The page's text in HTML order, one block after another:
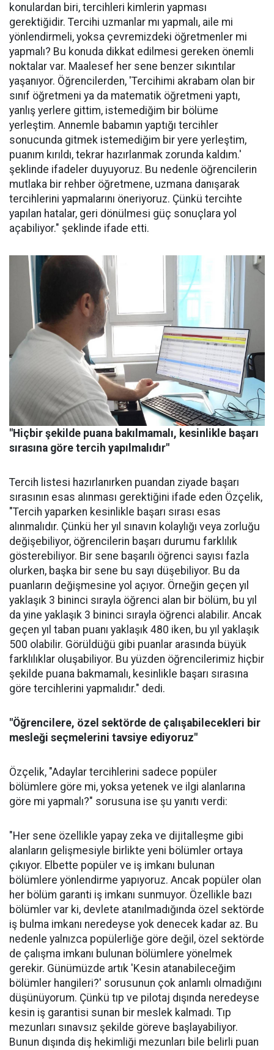
konulardan biri, tercihleri kimlerin yapması
gerektiğidir. Tercihi uzmanlar mı yapmalı, aile mi
yönlendirmeli, yoksa çevremizdeki öğretmenler mi
yapmalı? Bu konuda dikkat edilmesi gereken önemli
noktalar var. Maalesef her sene benzer sıkıntılar
yaşanıyor. Öğrencilerden, 'Tercihimi akrabam olan bir
sınıf öğretmeni ya da matematik öğretmeni yaptı,
yanlış yerlere gittim, istemediğim bir bölüme
yerleştim. Annemle babamın yaptığı tercihler
sonucunda gitmek istemediğim bir yere yerleştim,
puanım kırıldı, tekrar hazırlanmak zorunda kaldım.'
şeklinde ifadeler duyuyoruz. Bu nedenle öğrencilerin
mutlaka bir rehber öğretmene, uzmana danışarak
tercihlerini yapmalarını öneriyoruz. Çünkü tercihte
yapılan hatalar, geri dönülmesi güç sonuçlara yol
açabiliyor." şeklinde ifade etti.
"Hiçbir şekilde puana bakılmamalı, kesinlikle başarı
sırasına göre tercih yapılmalıdır"
Tercih listesi hazırlanırken puandan ziyade başarı
sırasının esas alınması gerektiğini ifade eden Özçelik,
"Tercih yaparken kesinlikle başarı sırası esas
alınmalıdır. Çünkü her yıl sınavın kolaylığı veya zorluğu
değişebiliyor, öğrencilerin başarı durumu farklılık
gösterebiliyor. Bir sene başarılı öğrenci sayısı fazla
olurken, başka bir sene bu sayı düşebiliyor. Bu da
puanların değişmesine yol açıyor. Örneğin geçen yıl
yaklaşık 3 bininci sırayla öğrenci alan bir bölüm, bu yıl
da yine yaklaşık 3 bininci sırayla öğrenci alabilir. Ancak
geçen yıl taban puanı yaklaşık 480 iken, bu yıl yaklaşık
500 olabilir. Görüldüğü gibi puanlar arasında büyük
farklılıklar oluşabiliyor. Bu yüzden öğrencilerimiz hiçbir
şekilde puana bakmamalı, kesinlikle başarı sırasına
göre tercihlerini yapmalıdır." dedi.
"Öğrencilere, özel sektörde de çalışabilecekleri bir
mesleği seçmelerini tavsiye ediyoruz"
Özçelik, "Adaylar tercihlerini sadece popüler
bölümlere göre mi, yoksa yetenek ve ilgi alanlarına
göre mi yapmalı?" sorusuna ise şu yanıtı verdi:
"Her sene özellikle yapay zeka ve dijitalleşme gibi
alanların gelişmesiyle birlikte yeni bölümler ortaya
çıkıyor. Elbette popüler ve iş imkanı bulunan
bölümlere yönlendirme yapıyoruz. Ancak popüler olan
her bölüm garanti iş imkanı sunmuyor. Özellikle bazı
bölümler var ki, devlete atanılmadığında özel sektörde
iş bulma imkanı neredeyse yok denecek kadar az. Bu
nedenle yalnızca popülerliğe göre değil, özel sektörde
de çalışma imkanı bulunan bölümlere yönelmek
gerekir. Günümüzde artık 'Kesin atanabileceğim
bölümler hangileri?' sorusunun çok anlamlı olmadığını
düşünüyorum. Çünkü tıp ve pilotaj dışında neredeyse
kesin iş garantisi sunan bir meslek kalmadı. Tıp
mezunları sınavsız şekilde göreve başlayabiliyor.
Bunun dışında diş hekimliği mezunları bile belirli puan